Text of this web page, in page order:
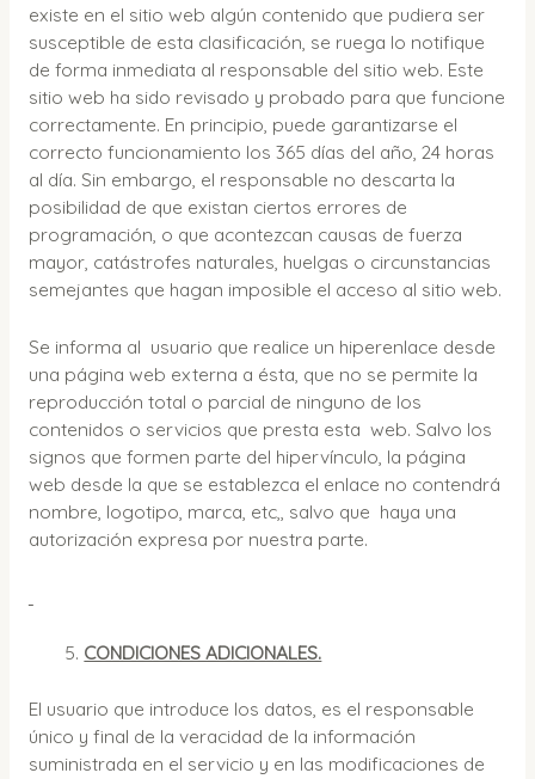
existe en el sitio web algún contenido que pudiera ser
susceptible de esta clasificación, se ruega lo notifique
de forma inmediata al responsable del sitio web. Este
sitio web ha sido revisado y probado para que funcione
correctamente. En principio, puede garantizarse el
correcto funcionamiento los 365 días del año, 24 horas
al día. Sin embargo, el responsable no descarta la
posibilidad de que existan ciertos errores de
programación, o que acontezcan causas de fuerza
mayor, catástrofes naturales, huelgas o circunstancias
semejantes que hagan imposible el acceso al sitio web.
Se informa al usuario que realice un hiperenlace desde
una página web externa a ésta, que no se permite la
reproducción total o parcial de ninguno de los
contenidos o servicios que presta esta web. Salvo los
signos que formen parte del hipervínculo, la página
web desde la que se establezca el enlace no contendrá
nombre, logotipo, marca, etc,, salvo que haya una
autorización expresa por nuestra parte.
CONDICIONES ADICIONALES.
El usuario que introduce los datos, es el responsable
único y final de la veracidad de la información
suministrada en el servicio y en las modificaciones de